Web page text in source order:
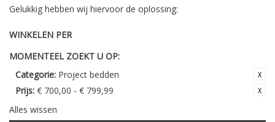
Gelukkig hebben wij hiervoor de oplossing:
WINKELEN PER
MOMENTEEL ZOEKT U OP:
Categorie: Project bedden
Prijs: € 700,00 - € 799,99
Alles wissen